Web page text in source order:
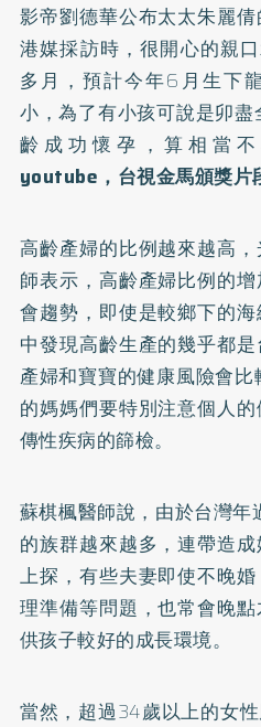
影帝劉德華公布太太朱麗
港媒採訪時，很開心的親
多月，預計今年6月生下
小，為了有小孩可說是卯
齡成功懷孕，算相當不
youtube，台視金馬頒獎片
高齡產婦的比例越來越高
師表示，高齡產婦比例的
會趨勢，即使是較鄉下的
中發現高齡生產的幾乎都
產婦和寶寶的健康風險會
的媽媽們要特別注意個人
傳性疾病的篩檢。
蘇棋楓醫師說，由於台灣
的族群越來越多，連帶造
上探，有些夫妻即使不晚
理準備等問題，也常會晚
供孩子較好的成長環境。
當然，超過34歲以上的女